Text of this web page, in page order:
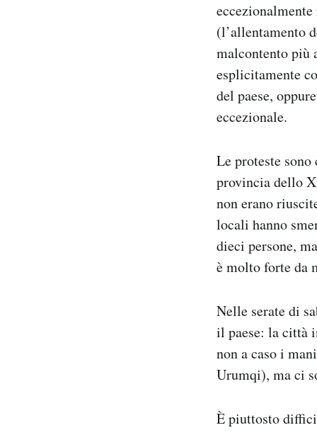
(l’allentamento
malcontento più
esplicitamente
del paese,
eccezionale.
Le proteste
provincia dello
non erano
locali hanno
dieci persone,
è molto forte da
Nelle serate di
il paese: la città
non a caso i
Urumqi), ma ci
È piuttosto